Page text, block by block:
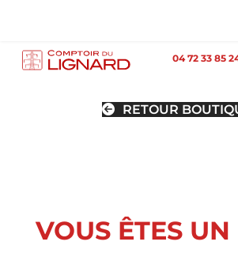
04 72 33 85
RETOUR
VOUS ÊTES UN